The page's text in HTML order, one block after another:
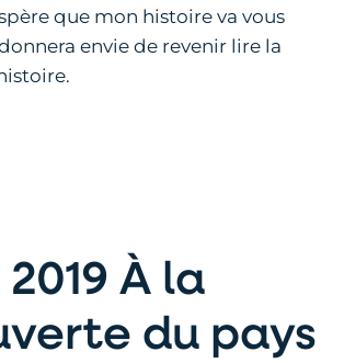
que mon histoire va vous
envie de revenir lire la
À la
du pays